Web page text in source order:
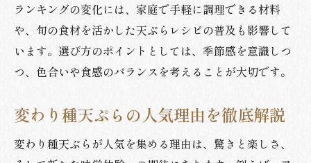
ランキングの変化には、家庭で手軽に調理できる材料
や、旬の食材を活かした天ぷらレシピの普及も影響して
います。選び方のポイントとしては、季節感を意識しつ
つ、色合いや食感のバランスを考えることが大切です。
変わり種天ぷらの人気理由を徹底解説
変わり種天ぷらが人気を集める理由は、驚きと楽しさ、